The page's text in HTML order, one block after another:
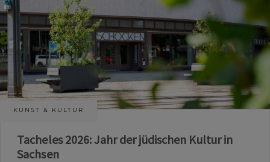
KUNST & KULTUR
Tacheles 2026: Jahr der jüdischen Kultur in
Sachsen